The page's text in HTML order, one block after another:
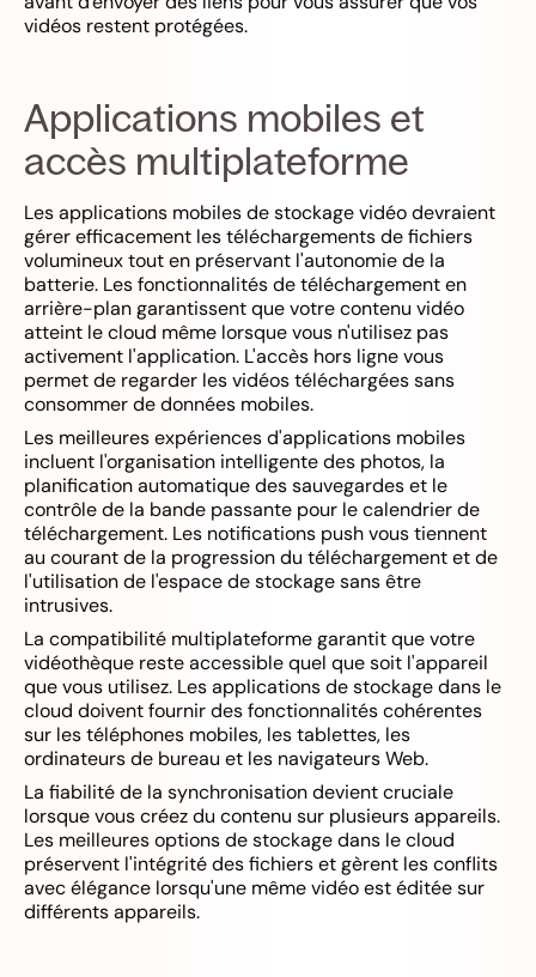
vidéos restent protégées.
Applications mobiles et
accès multiplateforme
Les applications mobiles de stockage vidéo devraient
gérer efficacement les téléchargements de fichiers
volumineux tout en préservant l'autonomie de la
batterie. Les fonctionnalités de téléchargement en
arrière-plan garantissent que votre contenu vidéo
atteint le cloud même lorsque vous n'utilisez pas
activement l'application. L'accès hors ligne vous
permet de regarder les vidéos téléchargées sans
consommer de données mobiles.
Les meilleures expériences d'applications mobiles
incluent l'organisation intelligente des photos, la
planification automatique des sauvegardes et le
contrôle de la bande passante pour le calendrier de
téléchargement. Les notifications push vous tiennent
au courant de la progression du téléchargement et de
l'utilisation de l'espace de stockage sans être
intrusives.
La compatibilité multiplateforme garantit que votre
vidéothèque reste accessible quel que soit l'appareil
que vous utilisez. Les applications de stockage dans le
cloud doivent fournir des fonctionnalités cohérentes
sur les téléphones mobiles, les tablettes, les
ordinateurs de bureau et les navigateurs Web.
La fiabilité de la synchronisation devient cruciale
lorsque vous créez du contenu sur plusieurs appareils.
Les meilleures options de stockage dans le cloud
préservent l'intégrité des fichiers et gèrent les conflits
avec élégance lorsqu'une même vidéo est éditée sur
différents appareils.